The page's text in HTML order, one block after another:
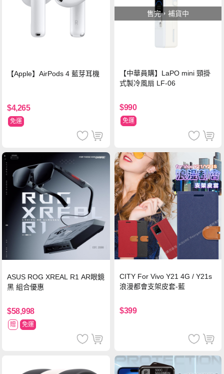
【Apple】AirPods 4 藍芽耳機
$4,265
免運
售完，補貨中
【中華員購】LaPO mini 頸掛
式製冷風扇 LF-06
$990
免運
ASUS ROG XREAL R1 AR眼鏡
黑 組合優惠
$58,998
贈 免運
CITY For Vivo Y21 4G / Y21s
浪漫都會支架皮套-藍
$399